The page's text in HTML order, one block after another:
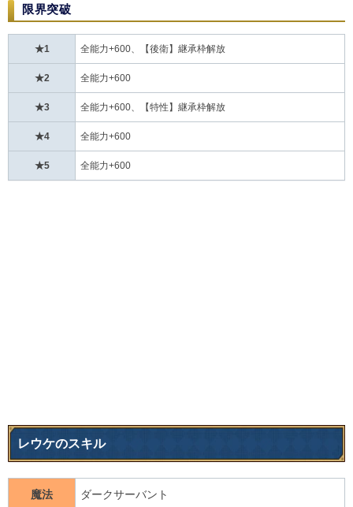
限界突破
★1 全能力+600、【後衛】継承枠解放
★2 全能力+600
★3 全能力+600、【特性】継承枠解放
★4 全能力+600
★5 全能力+600
レウケのスキル
魔法 ダークサーバント